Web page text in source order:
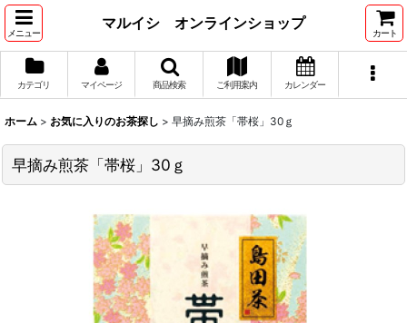
メニュー
マルイシ オンラインショップ
カート
カテゴリ マイページ 商品検索 ご利用案内 カレンダー
ホーム > お気に入りのお茶探し > 早摘み煎茶「帯桜」30ｇ
早摘み煎茶「帯桜」30ｇ